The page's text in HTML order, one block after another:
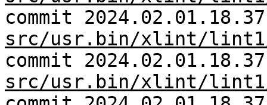
commit
src/usr.bin/xlint/
commit
src/usr.bin/xlint/